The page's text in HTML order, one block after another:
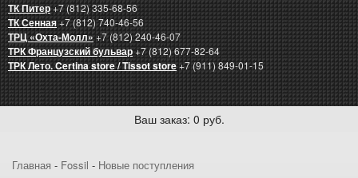
ТК Питер+7 (812) 335-68-56
ТК Сенная+7 (812) 740-46-56
ТРЦ «Охта-Молл»+7 (812) 240-46-07
ТРК Французский бульвар+7 (812) 677-82-64
ТРК Лето. Certina store / Tissot store+7 (911) 849-01-15
Ваш заказ: 0 руб.
Главная - Fossil - Новые поступления